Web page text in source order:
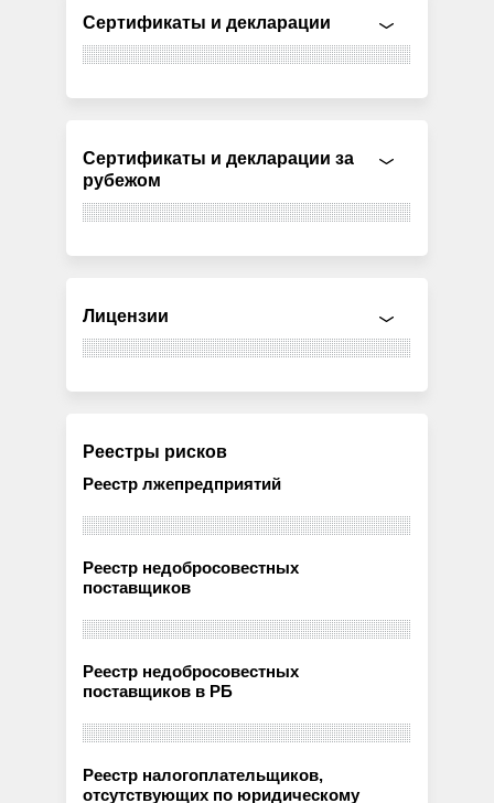
Сертификаты и декларации
Сертификаты и декларации за
рубежом
Лицензии
Реестры рисков
Реестр лжепредприятий
Реестр недобросовестных
поставщиков
Реестр недобросовестных
поставщиков в РБ
Реестр налогоплательщиков,
отсутствующих по юридическому